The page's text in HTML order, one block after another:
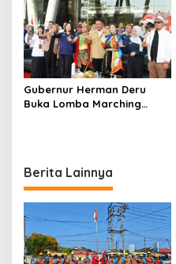
Gubernur Herman Deru
Buka Lomba Marching
Berita Lainnya